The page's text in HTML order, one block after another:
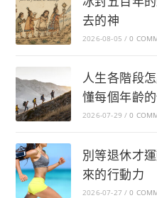
去的神
2026-08-05 / 0
人生各階段
懂每個年齡
2026-07-29 / 0
別等退休才
來的行動力
2026-07-27 / 0